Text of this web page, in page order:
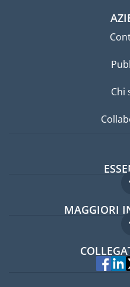
Chi
Forum
Guida
MAGGIORI